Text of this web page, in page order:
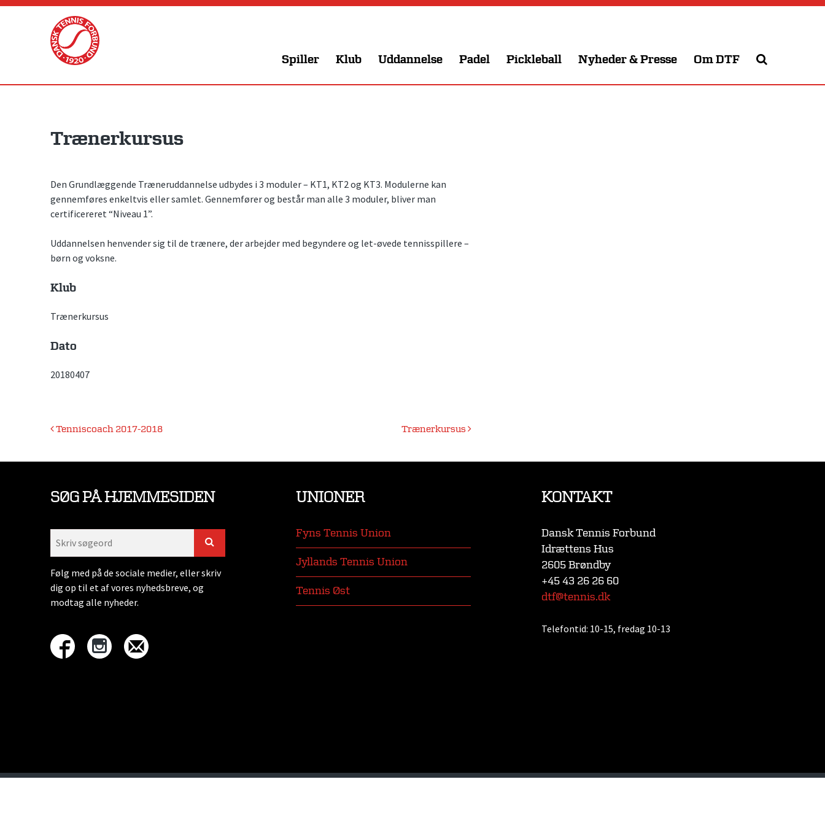
Skip
Spiller Klub Uddannelse Padel Pickleball Nyheder & Presse Om DTF
Trænerkursus
Den Grundlæggende Træneruddannelse udbydes i 3 moduler – KT1, KT2 og KT3. Modulerne kan
gennemføres enkeltvis eller samlet. Gennemfører og består man alle 3 moduler, bliver man
certificereret “Niveau 1”.
Uddannelsen henvender sig til de trænere, der arbejder med begyndere og let-øvede tennisspillere –
børn og voksne.
Klub
Trænerkursus
Dato
20180407
Indlægsnavigation
Tenniscoach 2017-2018 Trænerkursus
SØG PÅ HJEMMESIDEN
Følg med på de sociale medier, eller skriv
dig op til et af vores nyhedsbreve, og
modtag alle nyheder.
UNIONER
Fyns Tennis Union
Jyllands Tennis Union
Tennis Øst
KONTAKT
Dansk Tennis Forbund
Idrættens Hus
2605 Brøndby
+45 43 26 26 60
dtf@tennis.dk
Telefontid: 10-15, fredag 10-13